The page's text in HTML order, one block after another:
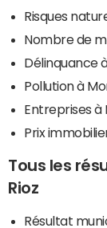
Risques
Nombre de
Délinquance
Pollution à
Entreprises
Prix
Tous les
Rioz
Résultat